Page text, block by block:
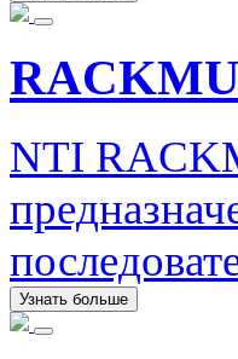
NTI
Узнать больше